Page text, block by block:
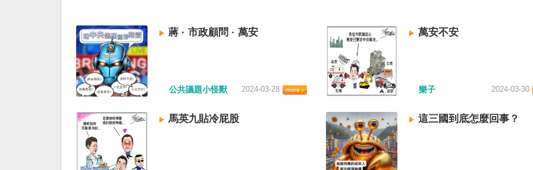
蔣 · 市政顧問 · 萬安
公共議題小怪獸 2024-03-28
萬安不安
樂子 2024-03-30
馬英九貼冷屁股 這三國到底怎麼回事？